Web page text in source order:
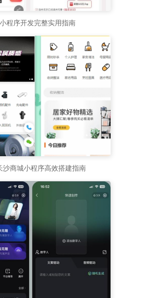
程序开发完整实用指南
沙商城小程序高效搭建指南